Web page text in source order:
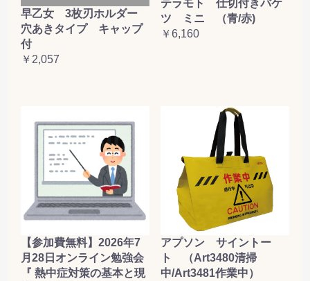
早乙女 3枚刃ホルダー
穴あきタイプ キャップ
付
￥2,057
テラモト 仕切付きバケ
ツ ミニ （青/赤)
￥6,160
【参加費無料】2026年7
月28日オンライン勉強会
『 熱中症対策の基本と現
アプソン サイントー
ト （Art3480清掃
中/Art3481作業中）